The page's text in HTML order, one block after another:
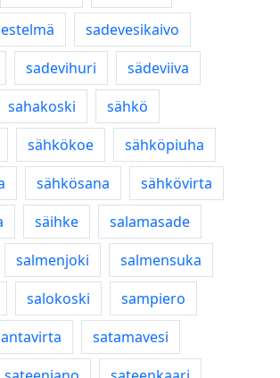
sadevesikaivo
sadevihuri
sädeviiva
sahakoski
sähkö
sähkökoe
sähköpiuha
sähkösana
sähkövirta
säihke
salamasade
salmenjoki
salmensuka
salokoski
sampiero
satamavesi